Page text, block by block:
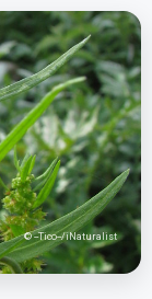
© --Tico--/iNaturalist